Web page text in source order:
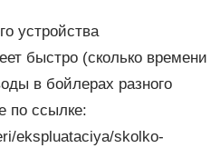
устройства
быстро (сколько времени
в бойлерах разного
по ссылке:
ekspluataciya/skolko-